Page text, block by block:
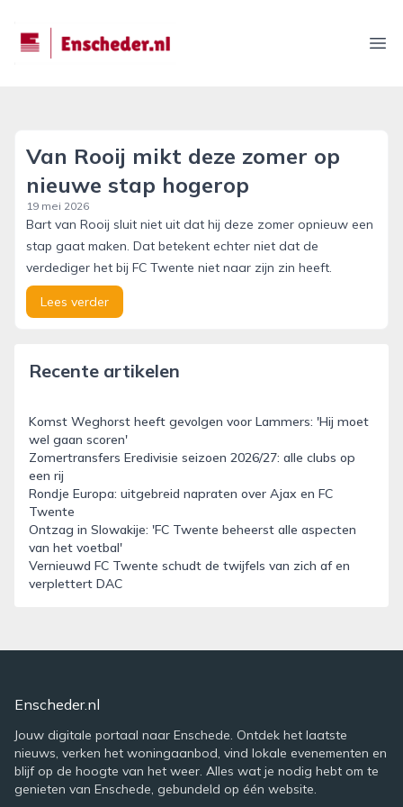
enscheder.nl
Van Rooij mikt deze zomer op
nieuwe stap hogerop
19 mei 2026
Bart van Rooij sluit niet uit dat hij deze zomer opnieuw een
stap gaat maken. Dat betekent echter niet dat de
verdediger het bij FC Twente niet naar zijn zin heeft.
Lees verder
Recente artikelen
Komst Weghorst heeft gevolgen voor Lammers: 'Hij moet
wel gaan scoren'
Zomertransfers Eredivisie seizoen 2026/27: alle clubs op
een rij
Rondje Europa: uitgebreid napraten over Ajax en FC
Twente
Ontzag in Slowakije: 'FC Twente beheerst alle aspecten
van het voetbal'
Vernieuwd FC Twente schudt de twijfels van zich af en
verplettert DAC
Enscheder.nl
Jouw digitale portaal naar Enschede. Ontdek het laatste
nieuws, verken het woningaanbod, vind lokale evenementen en
blijf op de hoogte van het weer. Alles wat je nodig hebt om te
genieten van Enschede, gebundeld op één website.